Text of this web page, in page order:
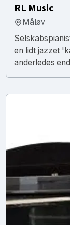
RL Music
Måløv
en lidt jazzet
anderledes